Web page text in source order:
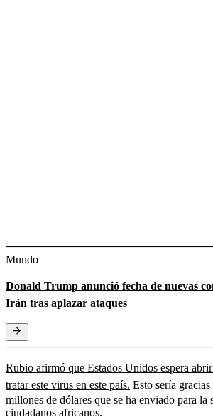
Mundo
Donald Trump anunció fecha de nuevas
Irán tras aplazar ataques
Rubio afirmó que Estados Unidos espera
tratar este virus en este país. Esto sería
millones de dólares que se ha enviado para la
ciudadanos africanos.